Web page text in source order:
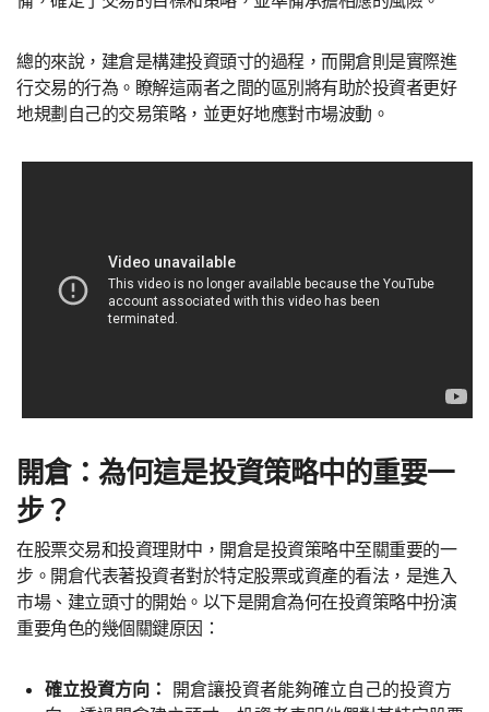
總的來說，建倉是構建投資頭寸的過程，而開倉則是實際進
行交易的行為。瞭解這兩者之間的區別將有助於投資者更好
地規劃自己的交易策略，並更好地應對市場波動。
開倉：為何這是投資策略中的重要一
步？
在股票交易和投資理財中，開倉是投資策略中至關重要的一
步。開倉代表著投資者對於特定股票或資產的看法，是進入
市場、建立頭寸的開始。以下是開倉為何在投資策略中扮演
重要角色的幾個關鍵原因：
確立投資方向：
開倉讓投資者能夠確立自己的投資方